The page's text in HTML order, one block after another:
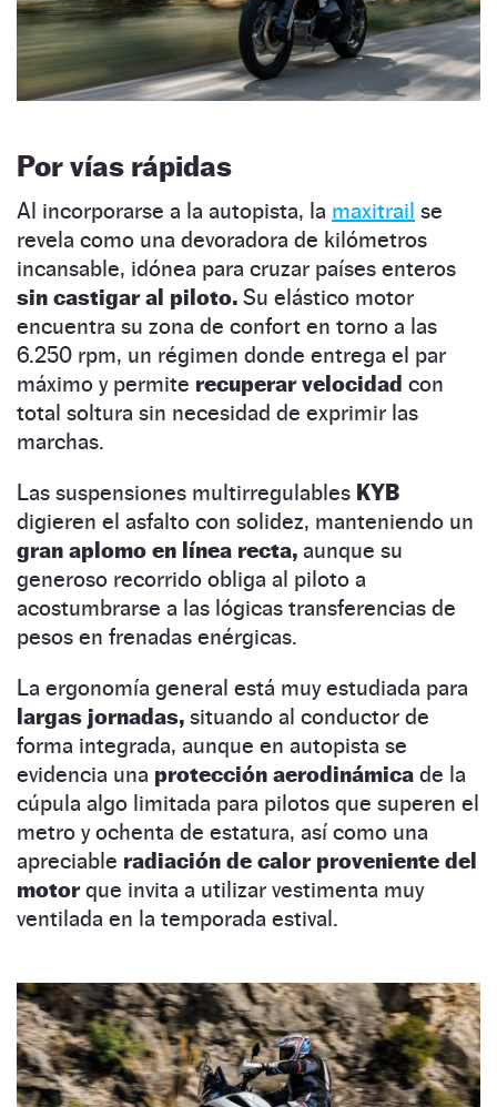
Por vías rápidas
Al incorporarse a la autopista, la maxitrail se
revela como una devoradora de kilómetros
incansable, idónea para cruzar países enteros
sin castigar al piloto. Su elástico motor
encuentra su zona de confort en torno a las
6.250 rpm, un régimen donde entrega el par
máximo y permite recuperar velocidad con
total soltura sin necesidad de exprimir las
marchas.
Las suspensiones multirregulables KYB
digieren el asfalto con solidez, manteniendo un
gran aplomo en línea recta, aunque su
generoso recorrido obliga al piloto a
acostumbrarse a las lógicas transferencias de
pesos en frenadas enérgicas.
La ergonomía general está muy estudiada para
largas jornadas, situando al conductor de
forma integrada, aunque en autopista se
evidencia una protección aerodinámica de la
cúpula algo limitada para pilotos que superen el
metro y ochenta de estatura, así como una
apreciable radiación de calor proveniente del
motorque invita a utilizar vestimenta muy
ventilada en la temporada estival.